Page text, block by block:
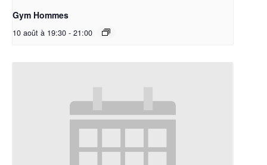
Gym Hommes
10 août à 19:30 - 21:00